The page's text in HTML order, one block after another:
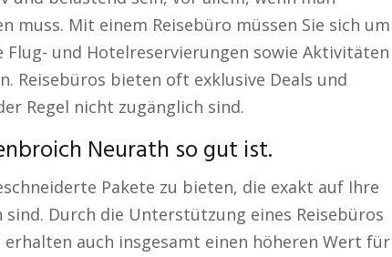
muss. Mit einem Reisebüro müssen Sie sich um
und Hotelreservierungen sowie Aktivitäten
Reisebüros bieten oft exklusive Deals und
Regel nicht zugänglich sind.
Neurath so gut ist.
Pakete zu bieten, die exakt auf Ihre
Durch die Unterstützung eines Reisebüros
auch insgesamt einen höheren Wert für